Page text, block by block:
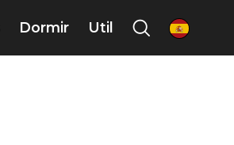
Dormir Util es